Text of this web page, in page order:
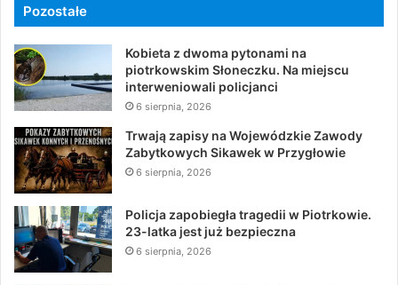
Pozostałe
Kobieta z dwoma pytonami na
piotrkowskim Słoneczku. Na miejscu
interweniowali policjanci
6 sierpnia, 2026
Trwają zapisy na Wojewódzkie Zawody
Zabytkowych Sikawek w Przygłowie
6 sierpnia, 2026
Policja zapobiegła tragedii w Piotrkowie.
23-latka jest już bezpieczna
6 sierpnia, 2026